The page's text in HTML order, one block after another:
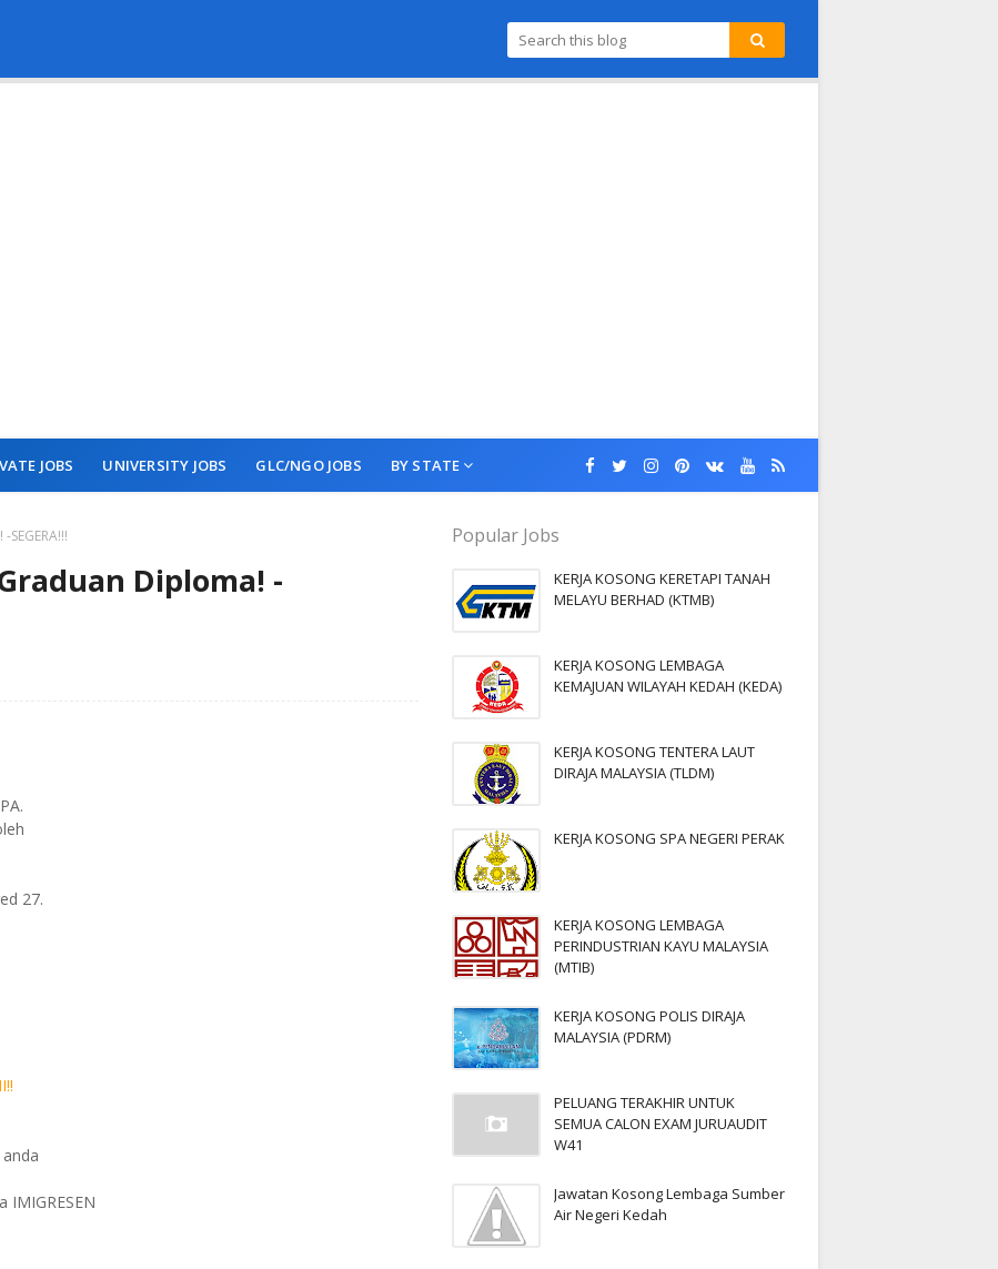
JOBS UNIVERSITY JOBS GLC/NGO JOBS BY STATE
Diploma! -
27.
IMIGRESEN
Popular Jobs
KERJA KOSONG KERETAPI TANAH
MELAYU BERHAD (KTMB)
KERJA KOSONG LEMBAGA
KEMAJUAN WILAYAH KEDAH (KEDA)
KERJA KOSONG TENTERA LAUT
DIRAJA MALAYSIA (TLDM)
KERJA KOSONG SPA NEGERI PERAK
KERJA KOSONG LEMBAGA
PERINDUSTRIAN KAYU MALAYSIA
(MTIB)
KERJA KOSONG POLIS DIRAJA
MALAYSIA (PDRM)
PELUANG TERAKHIR UNTUK
SEMUA CALON EXAM JURUAUDIT
W41
Jawatan Kosong Lembaga Sumber
Air Negeri Kedah